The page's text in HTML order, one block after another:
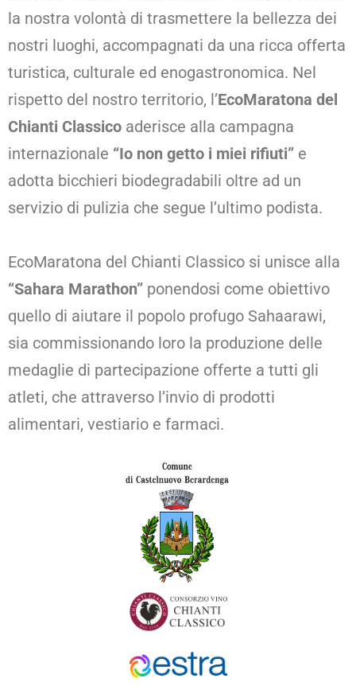
la nostra volontà di trasmettere la bellezza dei
nostri luoghi, accompagnati da una ricca offerta
turistica, culturale ed enogastronomica. Nel
rispetto del nostro territorio, l’EcoMaratona del
Chianti Classico aderisce alla campagna
internazionale “Io non getto i miei rifiuti” e
adotta bicchieri biodegradabili oltre ad un
servizio di pulizia che segue l’ultimo podista.
EcoMaratona del Chianti Classico si unisce alla
“Sahara Marathon” ponendosi come obiettivo
quello di aiutare il popolo profugo Sahaarawi,
sia commissionando loro la produzione delle
medaglie di partecipazione offerte a tutti gli
atleti, che attraverso l’invio di prodotti
alimentari, vestiario e farmaci.